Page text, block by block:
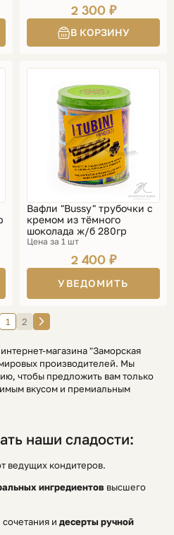
2 300 ₽
Вафли "Bussy" трубочки с
кремом из тёмного
шоколада ж/б 280гр
Цена за 1 шт
2 400 ₽
УВЕДОМИТЬ
1 2
магазина "Заморская
производителей. Мы
чтобы предложить вам только
вкусом и премиальным
наши сладости:
ведущих кондитеров.
ингредиентов высшего
и десерты ручной